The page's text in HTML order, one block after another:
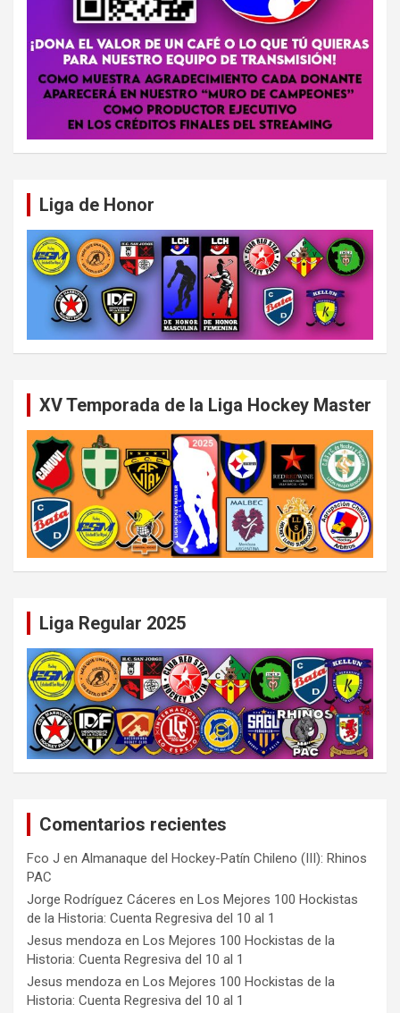
Liga de Honor
XV Temporada de la Liga Hockey Master
Liga Regular 2025
Comentarios recientes
Fco J en Almanaque del Hockey-Patín Chileno (III): Rhinos
PAC
Jorge Rodríguez Cáceres en Los Mejores 100 Hockistas
de la Historia: Cuenta Regresiva del 10 al 1
Jesus mendoza en Los Mejores 100 Hockistas de la
Historia: Cuenta Regresiva del 10 al 1
Jesus mendoza en Los Mejores 100 Hockistas de la
Historia: Cuenta Regresiva del 10 al 1